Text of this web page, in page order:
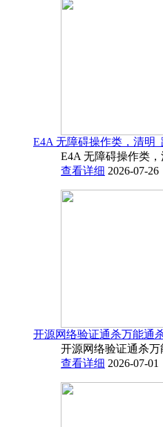
E4A 无障碍操作类，清明
E4A 无障碍操作类
查看详细 2026-07-26
开源网络验证通杀万能通
开源网络验证通杀
查看详细 2026-07-01